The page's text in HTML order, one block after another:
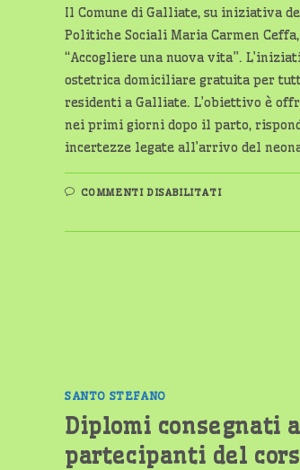
Il Comune di Galliate, su iniziativa
Politiche Sociali Maria Carmen
“Accogliere una nuova vita”.
ostetrica domiciliare gratuita per
residenti a Galliate. L’obiettivo è
nei primi giorni dopo il parto,
incertezze legate all’arrivo del
COMMENTI DISABILITATISU
SANTO STEFANO
Diplomi consegnati
partecipanti del